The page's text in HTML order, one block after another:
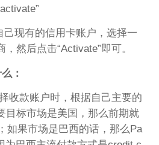
己现有的信用卡账户，选择一
然后点击“Activate”即可。
：
收款账户时，根据自己主要的
目标市场是美国，那么前期就
如果市场是巴西的话，那么Pa